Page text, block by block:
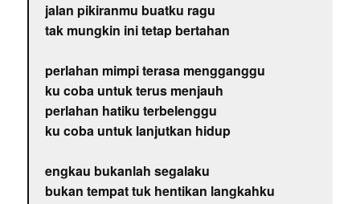
jalan pikiranmu buatku ragu
tak mungkin ini tetap bertahan
perlahan mimpi terasa mengganggu
ku coba untuk terus menjauh
perlahan hatiku terbelenggu
ku coba untuk lanjutkan hidup
engkau bukanlah segalaku
bukan tempat tuk hentikan langkahku